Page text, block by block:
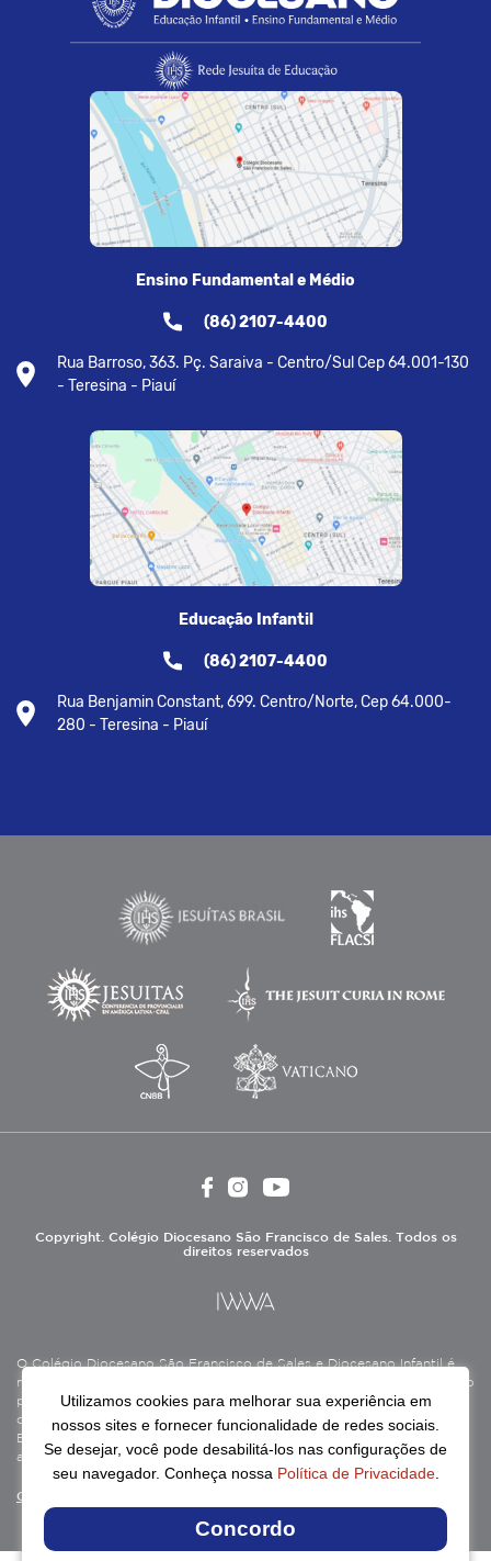
Ensino Fundamental e Médio
(86) 2107-4400
Rua Barroso, 363. Pç. Saraiva - Centro/Sul Cep 64.001-130
- Teresina - Piauí
Educação Infantil
(86) 2107-4400
Rua Benjamin Constant, 699. Centro/Norte, Cep 64.000-
280 - Teresina - Piauí
Copyright. Colégio Diocesano São Francisco de Sales. Todos os
direitos reservados
O Colégio Diocesano São Francisco de Sales e Diocesano Infantil é
mantido pela Associação Antônio Vieira (ASAV), instituição de direito
privado sem fins lucrativos, filantrópica, de natureza educativa,
cultural, assistencial e beneficente, certificada como Entidade
Beneficente de Assistência Social (CEBAS), nas áreas de educação e
assistência social.
Continue lendo
Utilizamos cookies para melhorar sua experiência em
nossos sites e fornecer funcionalidade de redes sociais.
Se desejar, você pode desabilitá-los nas configurações de
seu navegador. Conheça nossa Política de Privacidade.
Concordo